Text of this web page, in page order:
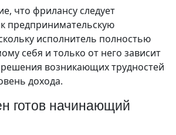
что фрилансу следует
предпринимательскую
исполнитель полностью
себя и только от него зависит
решения возникающих трудностей
дохода.
готов начинающий